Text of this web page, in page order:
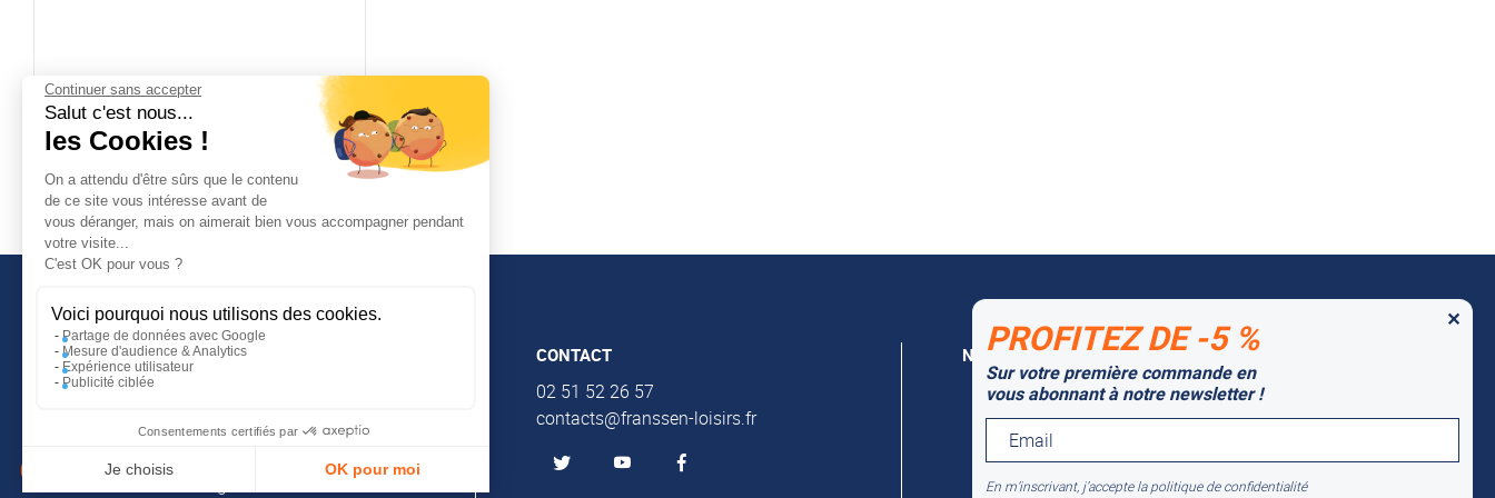
Continuer sans accepter
Salut c'est nous...
les Cookies !
On a attendu d'être sûrs que le contenu
de ce site vous intéresse avant de
vous déranger, mais on aimerait bien vous accompagner pendant
votre visite...
C'est OK pour vous ?
Voici pourquoi nous utilisons des cookies.
Partage de données avec Google
Mesure d'audience & Analytics
Expérience utilisateur
Publicité ciblée
Consentements certifiés par
Je choisis OK pour moi
48,38 €
Disponible immédiatement
INFORMATIONS COMPLÉMENTAIRES
Guide d'achat
Conditions générales de vente
CONTACT
02 51 52 26 57
contacts@franssen-loisirs.fr
NOS MARQUES PARTENAIRES
Altago
Multi-Mover
PROFITEZ DE -5 %
Sur votre première commande en
vous abonnant à notre newsletter !
En m’inscrivant, j’accepte la politique de confidentialité
✕